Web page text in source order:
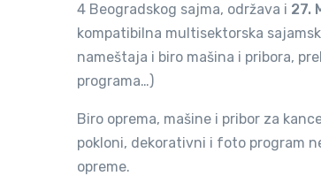
4 Beogradskog sajma, održava i 27.
kompatibilna multisektorska
nameštaja i biro mašina i pribora,
programa…)
Biro oprema, mašine i pribor za
pokloni, dekorativni i foto program
opreme.